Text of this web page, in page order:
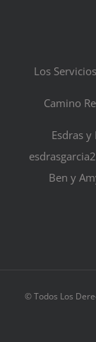
Los
Camino
Esdras
Ben y
© Todos Los